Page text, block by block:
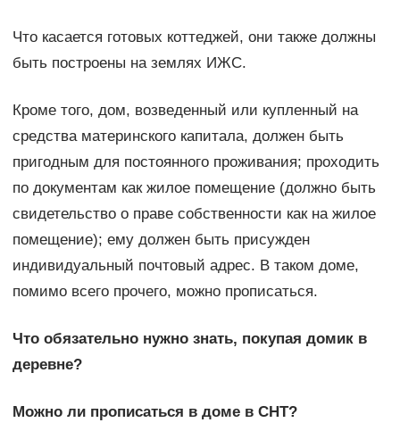
Что касается готовых коттеджей, они также должны
быть построены на землях ИЖС.
Кроме того, дом, возведенный или купленный на
средства материнского капитала, должен быть
пригодным для постоянного проживания; проходить
по документам как жилое помещение (должно быть
свидетельство о праве собственности как на жилое
помещение); ему должен быть присужден
индивидуальный почтовый адрес. В таком доме,
помимо всего прочего, можно прописаться.
Что обязательно нужно знать, покупая домик в
деревне?
Можно ли прописаться в доме в СНТ?